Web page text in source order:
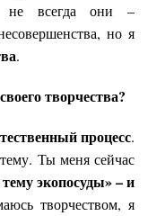
не всегда они –
но я
.
творчества?
процесс.
Ты меня сейчас
экопосуды»–и
творчеством, я